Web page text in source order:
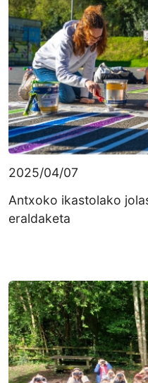
2025/04/07
Antxoko ikastolako
eraldaketa